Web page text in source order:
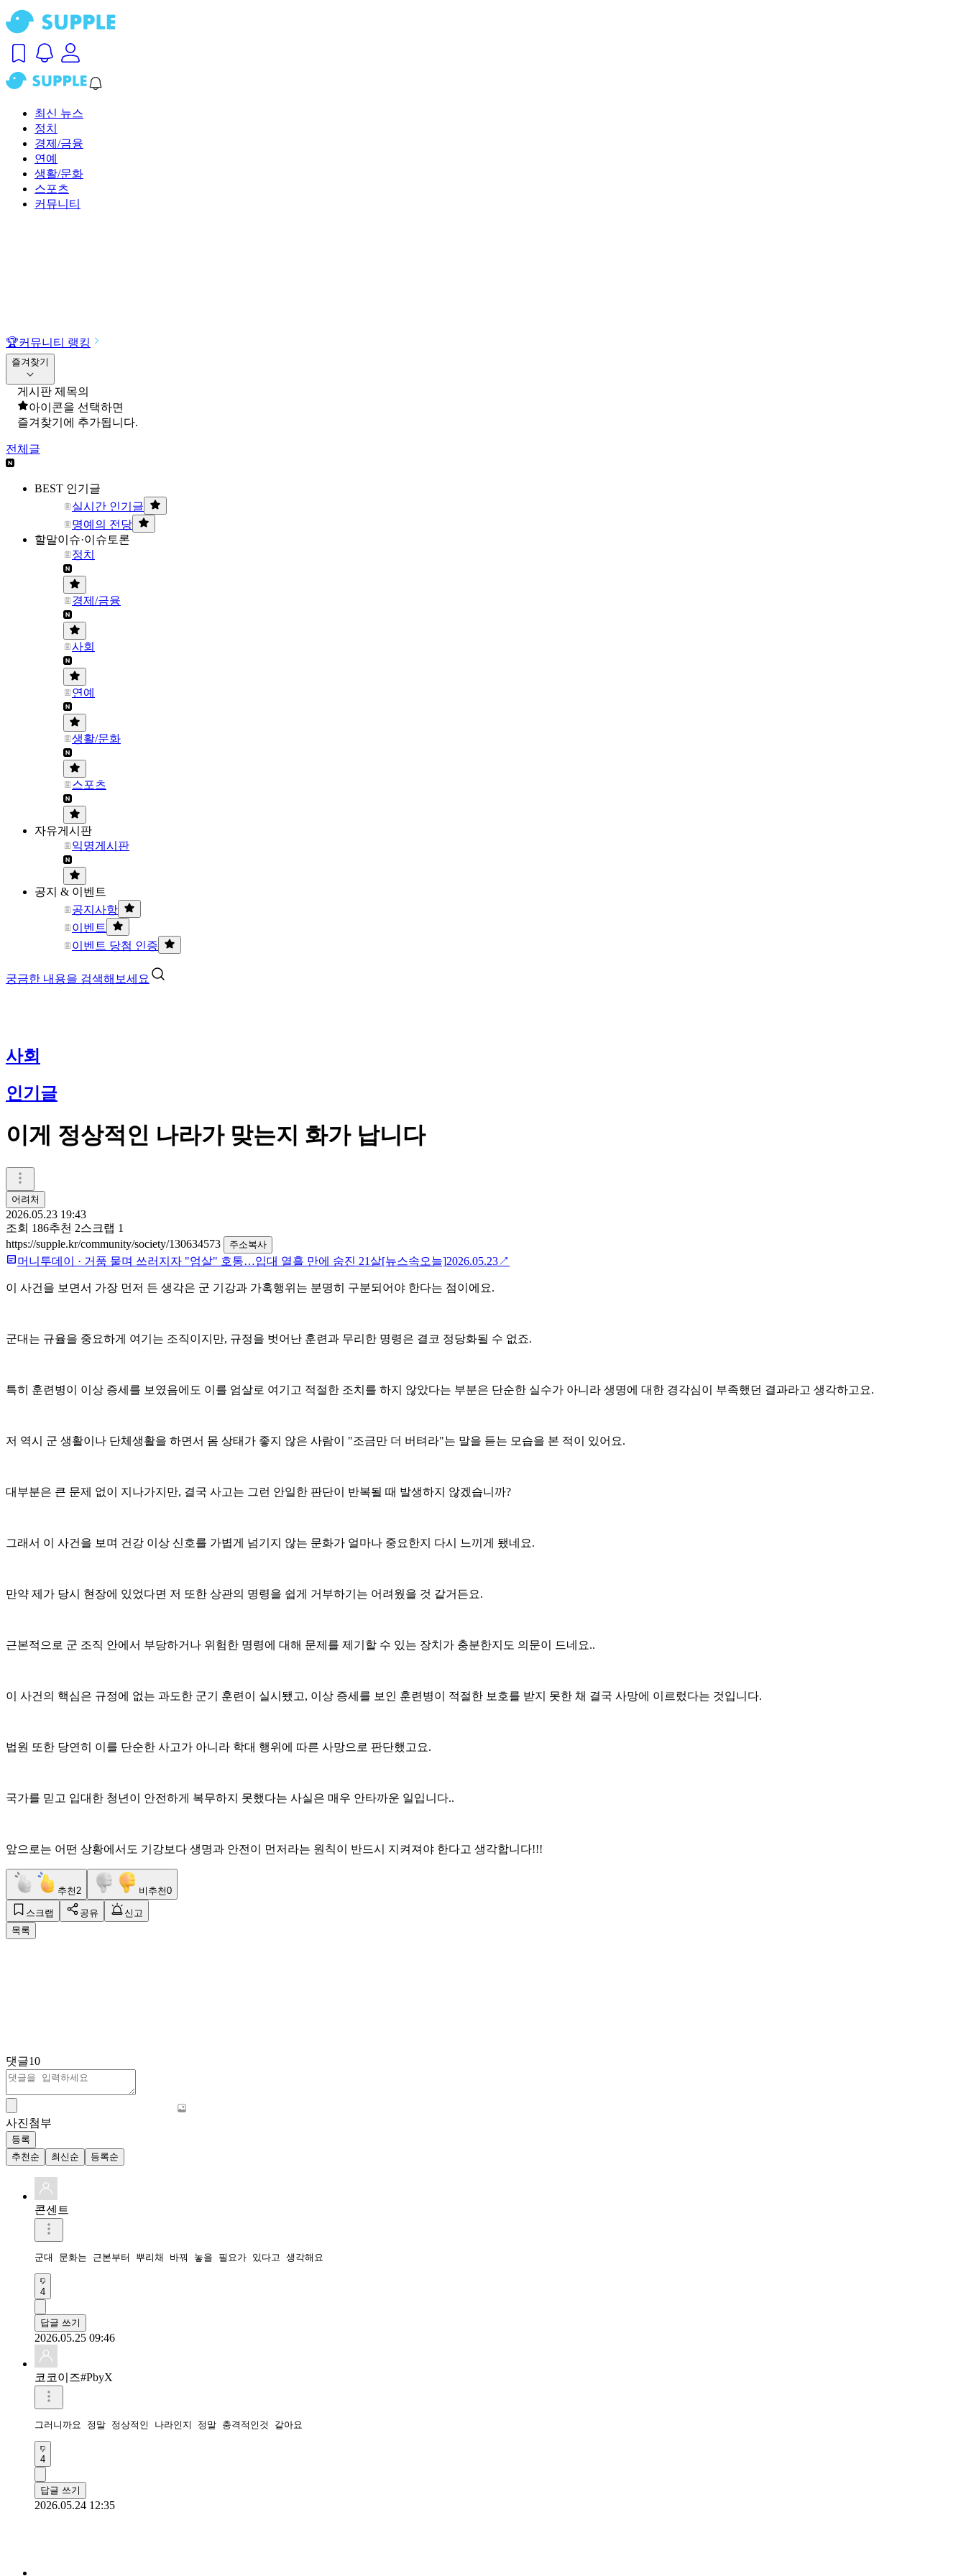
최신 뉴스
정치
경제/금융
연예
생활/문화
스포츠
커뮤니티
🏆커뮤니티 랭킹
즐겨찾기
게시판 제목의
아이콘을 선택하면
즐겨찾기에 추가됩니다.
전체글
BEST 인기글
실시간 인기글
명예의 전당
할말이슈·이슈토론
정치
경제/금융
사회
연예
생활/문화
스포츠
자유게시판
익명게시판
공지 & 이벤트
공지사항
이벤트
이벤트 당첨 인증
궁금한 내용을 검색해보세요
사회
인기글
이게 정상적인 나라가 맞는지 화가 납니다
어려처
2026.05.23 19:43
조회 186추천 2스크랩 1
https://supple.kr/community/society/130634573
주소복사
머니투데이 · 거품 물며 쓰러지자 "엄살" 호통…입대 열흘 만에 숨진 21살[뉴스속오늘]2026.05.23↗
이 사건을 보면서 가장 먼저 든 생각은 군 기강과 가혹행위는 분명히 구분되어야 한다는 점이에요.
군대는 규율을 중요하게 여기는 조직이지만, 규정을 벗어난 훈련과 무리한 명령은 결코 정당화될 수 없죠.
특히 훈련병이 이상 증세를 보였음에도 이를 엄살로 여기고 적절한 조치를 하지 않았다는 부분은 단순한 실수가 아니라 생명에 대한 경각심이 부족했던 결과라고 생각하고요.
저 역시 군 생활이나 단체생활을 하면서 몸 상태가 좋지 않은 사람이 "조금만 더 버텨라"는 말을 듣는 모습을 본 적이 있어요.
대부분은 큰 문제 없이 지나가지만, 결국 사고는 그런 안일한 판단이 반복될 때 발생하지 않겠습니까?
그래서 이 사건을 보며 건강 이상 신호를 가볍게 넘기지 않는 문화가 얼마나 중요한지 다시 느끼게 됐네요.
만약 제가 당시 현장에 있었다면 저 또한 상관의 명령을 쉽게 거부하기는 어려웠을 것 같거든요.
근본적으로 군 조직 안에서 부당하거나 위험한 명령에 대해 문제를 제기할 수 있는 장치가 충분한지도 의문이 드네요..
이 사건의 핵심은 규정에 없는 과도한 군기 훈련이 실시됐고, 이상 증세를 보인 훈련병이 적절한 보호를 받지 못한 채 결국 사망에 이르렀다는 것입니다.
법원 또한 당연히 이를 단순한 사고가 아니라 학대 행위에 따른 사망으로 판단했고요.
국가를 믿고 입대한 청년이 안전하게 복무하지 못했다는 사실은 매우 안타까운 일입니다..
앞으로는 어떤 상황에서도 기강보다 생명과 안전이 먼저라는 원칙이 반드시 지켜져야 한다고 생각합니다!!!
추천 2 비추천0
스크랩 공유
신고
목록
댓글10
사진첨부
등록
추천순
최신순 등록순
콘센트
군대 문화는 근본부터 뿌리채 바꿔 놓을 필요가 있다고 생각해요
4
답글 쓰기
2026.05.25 09:46
코코이즈#PbyX
그러니까요 정말 정상적인 나라인지 정말 충격적인것 같아요
4
답글 쓰기
2026.05.24 12:35